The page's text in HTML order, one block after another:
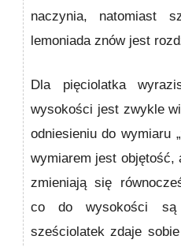
naczynia, natomiast
lemoniada znów jest
Dla pięciolatka
wysokości jest zwykle
odniesieniu do wymiaru
wymia­rem jest
zmieniają się
co do wysokości są
sześciolatek zdaje